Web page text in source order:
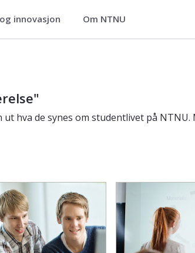
innovasjon Om NTNU
hva de synes om studentlivet på